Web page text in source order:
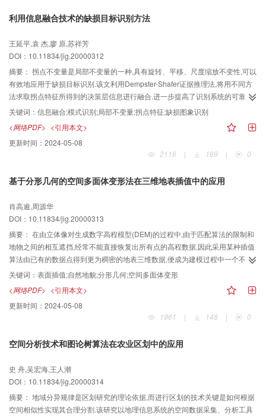
利用信息融合技术的缺损目标识别方法
王延平,袁 杰,廖 原,苏祥芳
DOI：10.11834/jig.20000312
摘要： 拐点不变量是局部不变量的一种,具有旋转、平移、尺度缩放不变性,可以
有效地应用于缺损目标识别.该文利用Dempster-Shafer证据推理法,将用不同方
法求取拐点特征所得到的决策层信息进行融合.进一步提高了识别系统的可靠性.
通过仿真实验对该方法进行了验证.
关键词： 信息融合;模式识别;局部不变量;拐点特征;缺损图象识别
<网络PDF> <引用本文>
更新时间： 2024-05-08
2116
| 169 | 0
基于分形几何的空间多面体变形法在三维地表插值中的应用
肖高逾,周源华
DOI：10.11834/jig.20000313
摘要： 在由立体像对生成数字高程模型(DEM)的过程中,由于匹配算法的限制和
地物之间的相互遮挡,经常不能直接恢复出所有点的高程数据,因此采用某种插值
算法由已有的数据点得到更为稠密的地表三维数据,便成为建模过程中一个不可
缺少的重要环节.该文在分形几何学的基础之上,提出了一个基于地表分形特性的
空间多面体变形插值算法.该算法的独特之处在于,它可以在原始数据点杂乱和不
规则分布的情况下得到接近于真实地貌的插值数据.最终的实验结果令人满意.
关键词： 表面插值;自然地貌;分形几何;空间多面体变形
<网络PDF> <引用本文>
更新时间： 2024-05-08
1961
| 148 | 0
空间分析技术和图论树算法在农业区划中的应用
史 舟,吴宏海,王人潮
DOI：10.11834/jig.20000314
摘要： 地域分异规律是区划研究的理论依据,而进行区划的技术关键是如何根据
空间相似性实现其合理分割.该研究以地理信息系统的空间数据采集、分析工具